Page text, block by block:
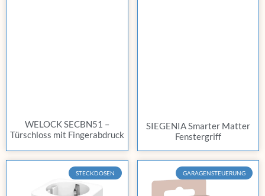
WELOCK SECBN51 –
Türschloss mit Fingerabdruck
SIEGENIA Smarter Matter
Fenstergriff
STECKDOSEN GARAGENSTEUERUNG